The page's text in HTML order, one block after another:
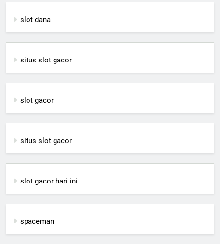
slot dana
situs slot gacor
slot gacor
situs slot gacor
slot gacor hari ini
spaceman